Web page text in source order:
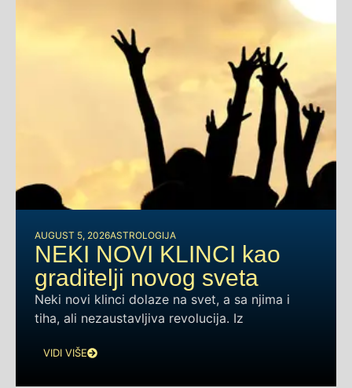
AUGUST 5, 2026ASTROLOGIJA
NEKI NOVI KLINCI kao
graditelji novog sveta
Neki novi klinci dolaze na svet, a sa njima i
tiha, ali nezaustavljiva revolucija. Iz
VIDI VIŠE